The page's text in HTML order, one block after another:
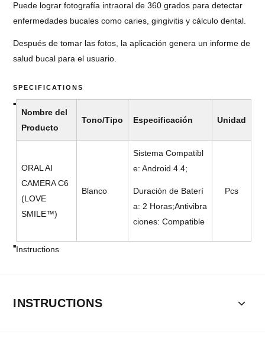
Puede lograr fotografía intraoral de 360 grados para detectar
enfermedades bucales como caries, gingivitis y cálculo dental.
Después de tomar las fotos, la aplicación genera un informe de
salud bucal para el usuario.
SPECIFICATIONS
Nombre del
Producto
Tono/Tipo Especificación Unidad
ORAL AI
CAMERA C6
(LOVE
SMILE™)
Blanco
Sistema Compatibl
e: Android 4.4;
Duración de Baterí
a: 2 Horas;Antivibra
ciones: Compatible
Pcs
Instructions
INSTRUCTIONS